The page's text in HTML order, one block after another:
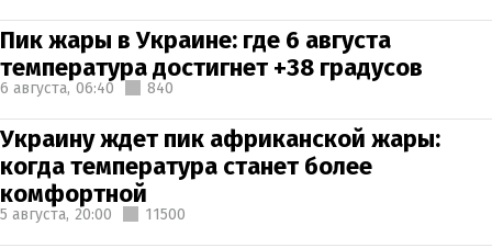
Пик жары в Украине: где 6 августа
температура достигнет +38 градусов
6 августа, 06:40 840
Украину ждет пик африканской жары:
когда температура станет более
комфортной
5 августа, 20:00 11500